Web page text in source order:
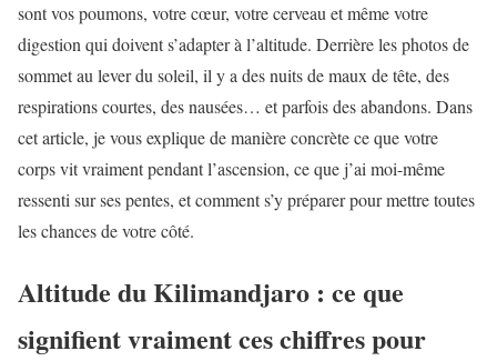
sont vos poumons, votre cœur, votre cerveau et même votre
digestion qui doivent s’adapter à l’altitude. Derrière les photos de
sommet au lever du soleil, il y a des nuits de maux de tête, des
respirations courtes, des nausées… et parfois des abandons. Dans
cet article, je vous explique de manière concrète ce que votre
corps vit vraiment pendant l’ascension, ce que j’ai moi-même
ressenti sur ses pentes, et comment s’y préparer pour mettre toutes
les chances de votre côté.
Altitude du Kilimandjaro : ce que
signifient vraiment ces chiffres pour